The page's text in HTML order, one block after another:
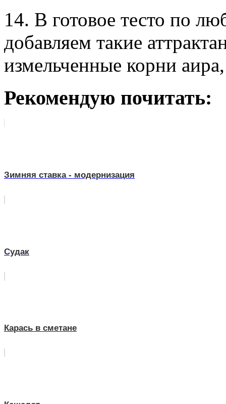
14. В готовое тесто по
добавляем такие
измельченные корни
Рекомендую почитать:
Зимняя ставка - модернизация
Судак
Карась в сметане